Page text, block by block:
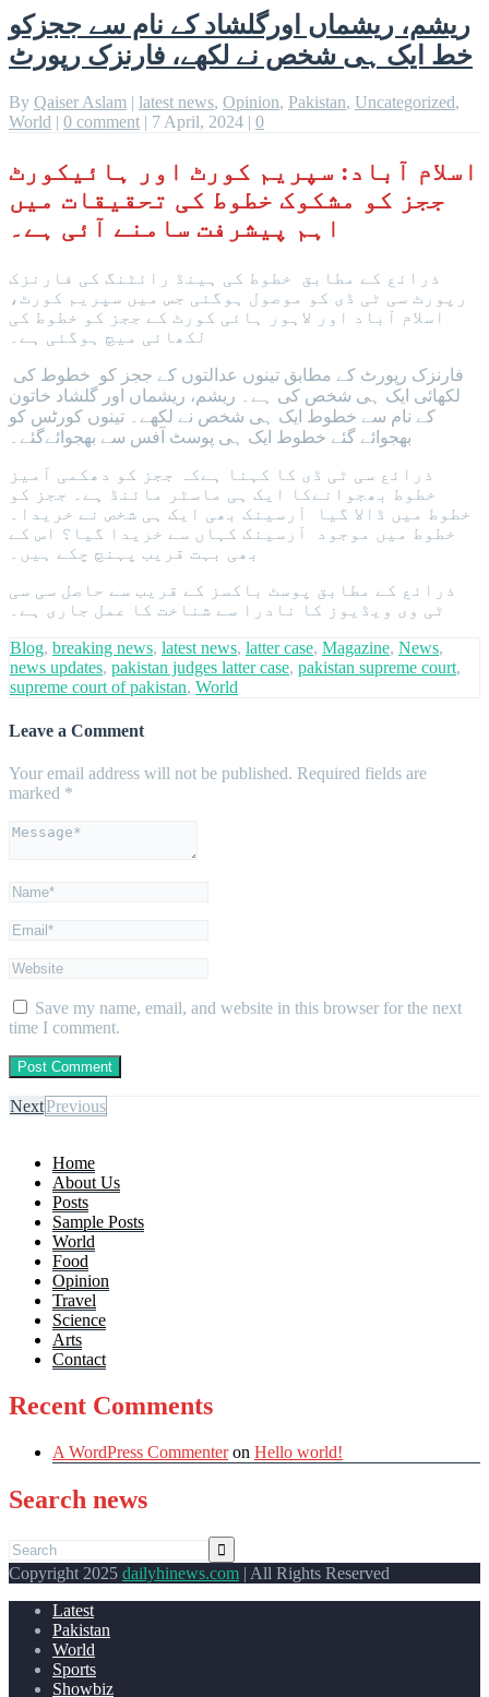
ریشم، ریشماں اورگلشاد کے نام سے ججزکو
خط ایک ہی شخص نے لکھے، فارنزک رپورٹ
By Qaiser Aslam | latest news, Opinion, Pakistan, Uncategorized,
World | 0 comment | 7 April, 2024 | 0
اسلام آباد: سپریم کورٹ اور ہائیکورٹ
ججز کو مشکوک خطوط کی تحقیقات میں
اہم پیشرفت سامنے آئی ہے۔
ذرائع کے مطابق خطوط کی ہینڈ رائٹنگ کی فارنزک
رپورٹ سی ٹی ڈی کو موصول ہوگئی جس میں سپریم کورٹ،
اسلام آباد اور لاہور ہائی کورٹ کے ججز کو خطوط کی
لکھائی میچ ہوگئی ہے۔
لکھائی ایک ہی شخص کی ہے۔ ریشم، ریشماں اور گلشاد خاتون
کے نام سے خطوط ایک ہی شخص نے لکھے۔ تینوں کورٹس کو
بھجوائے گئے خطوط ایک ہی پوسٹ آفس سے بھجوائےگئے۔
ذرائع سی ٹی ڈی کا کہنا ہےکہ ججز کو دھکمی آمیز
خطوط بھجوانےکا ایک ہی ماسٹر مائنڈ ہے۔ ججز کو
خطوط میں ڈالا گیا آرسینک بھی ایک ہی شخص نے خریدا۔
خطوط میں موجود آرسینک کہاں سے خریدا گیا؟ اس کے
بھی بہت قریب پہنچ چکے ہیں۔
ذرائع کے مطابق پوسٹ باکسز کے قریب سے حاصل سی سی
ٹی وی ویڈیوز کا نادرا سے شناخت کا عمل جاری ہے۔
Blog, breaking news, latest news, latter case, Magazine, News,
news updates, pakistan judges latter case, pakistan supreme court,
supreme court of pakistan, World
Leave a Comment
Your email address will not be published. Required fields are
marked *
Save my name, email, and website in this browser for the next
time I comment.
NextPrevious
Home
About Us
Posts
Sample Posts
World
Food
Opinion
Travel
Science
Arts
Contact
Recent Comments
A WordPress Commenteron Hello world!
Search news
Copyright 2025 dailyhinews.com | All Rights Reserved
Latest
Pakistan
World
Sports
Showbiz